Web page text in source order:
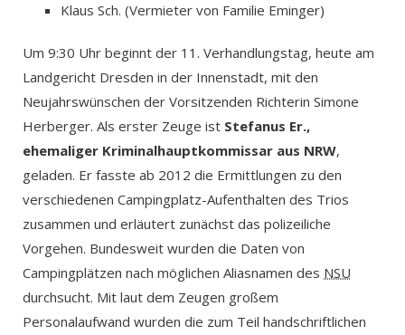
Klaus Sch. (Vermieter von Familie Eminger)
Um 9:30 Uhr beginnt der 11. Verhandlungstag, heute am
Landgericht Dresden in der Innenstadt, mit den
Neujahrswünschen der Vorsitzenden Richterin Simone
Herberger. Als erster Zeuge ist Stefanus Er.,
ehemaliger Kriminalhauptkommissar aus NRW,
geladen. Er fasste ab 2012 die Ermittlungen zu den
verschiedenen Campingplatz-Aufenthalten des Trios
zusammen und erläutert zunächst das polizeiliche
Vorgehen. Bundesweit wurden die Daten von
Campingplätzen nach möglichen Aliasnamen des NSU
durchsucht. Mit laut dem Zeugen großem
Personalaufwand wurden die zum Teil handschriftlichen